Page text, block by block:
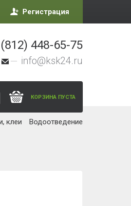
Регистрация
448-65-75
info@ksk24.ru
КОРЗИНА ПУСТА
клеи Водоотведение